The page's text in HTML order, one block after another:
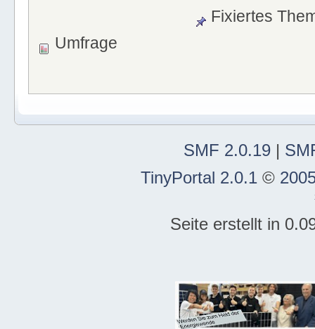
Fixiertes
Umfrage
SMF 2.0.19|
TinyPortal 2.0.1©
Seite erstellt in